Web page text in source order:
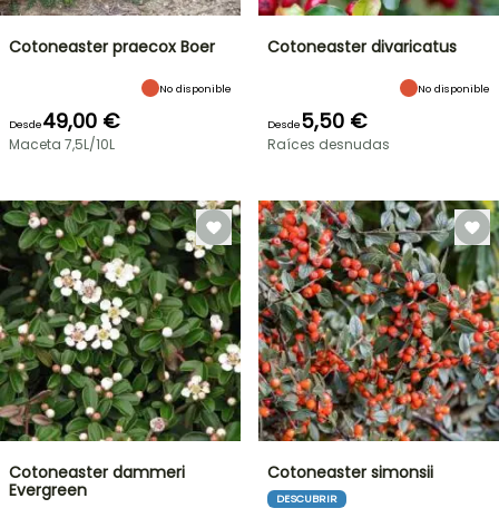
Cotoneaster praecox Boer
No disponible
Desde49,00 €
Maceta 7,5L/10L
Cotoneaster divaricatus
No disponible
Desde5,50 €
Raíces desnudas
Cotoneaster dammeri
Evergreen
Cotoneaster simonsii
DESCUBRIR